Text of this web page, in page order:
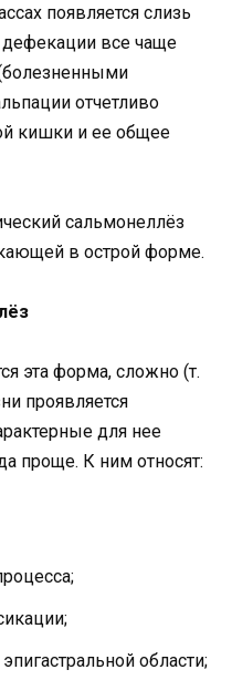
появляется слизь
все чаще
отчетливо
кишки и ее общее
сальмонеллёз
в острой форме.
эта форма, сложно (т.
проявляется
для нее
проще. К ним относят:
области;